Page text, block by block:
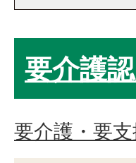
要介護
要介護・要